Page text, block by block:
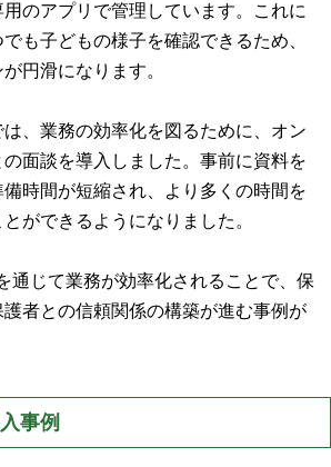
のアプリで管理しています。これに
も子どもの様子を確認できるため、
円滑になります。
、業務の効率化を図るために、オン
面談を導入しました。事前に資料を
時間が短縮され、より多くの時間を
ができるようになりました。
通じて業務が効率化されることで、保
者との信頼関係の構築が進む事例が
事例